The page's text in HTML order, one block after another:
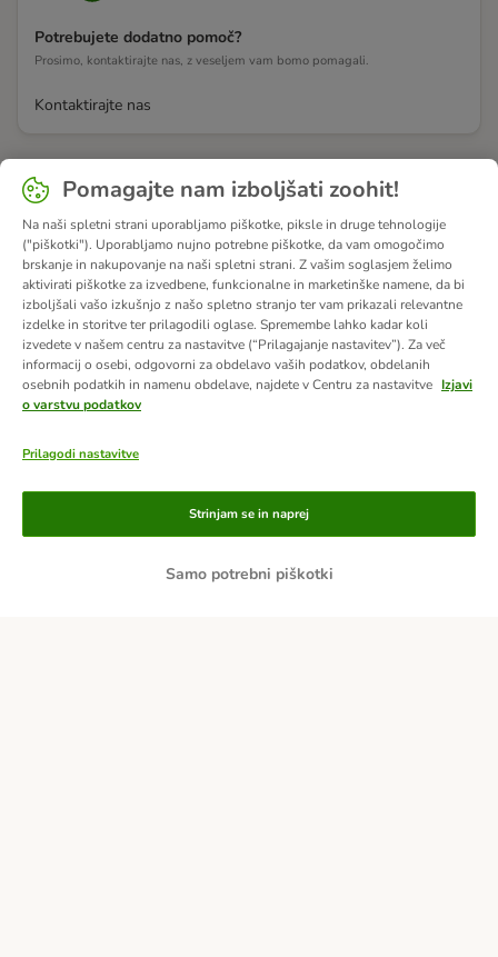
Potrebujete dodatno pomoč?
Prosimo, kontaktirajte nas, z veseljem vam bomo pomagali.
Kontaktirajte nas
Pomagajte nam izboljšati zoohit!
Na naši spletni strani uporabljamo piškotke, piksle in druge tehnologije
("piškotki"). Uporabljamo nujno potrebne piškotke, da vam omogočimo
brskanje in nakupovanje na naši spletni strani. Z vašim soglasjem želimo
aktivirati piškotke za izvedbene, funkcionalne in marketinške namene, da bi
izboljšali vašo izkušnjo z našo spletno stranjo ter vam prikazali relevantne
izdelke in storitve ter prilagodili oglase. Spremembe lahko kadar koli
izvedete v našem centru za nastavitve (“Prilagajanje nastavitev”). Za več
informacij o osebi, odgovorni za obdelavo vaših podatkov, obdelanih
osebnih podatkih in namenu obdelave, najdete v Centru za nastavitve Izjavi
o varstvu podatkov
Prilagodi nastavitve
Samo potrebni piškotki
Strinjam se in naprej